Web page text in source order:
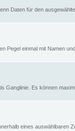
Daten für den
Pegel einmal mit Namen
Ganglinie. Es können
eines auswählbaren